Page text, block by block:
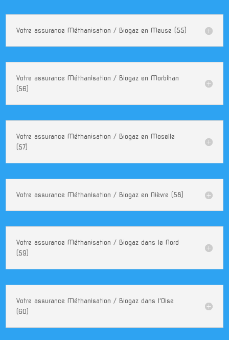
Votre assurance Méthanisation / Biogaz en Meuse (55)
Votre assurance Méthanisation / Biogaz en Morbihan
(56)
Votre assurance Méthanisation / Biogaz en Moselle
(57)
Votre assurance Méthanisation / Biogaz en Nièvre (58)
Votre assurance Méthanisation / Biogaz dans le Nord
(59)
Votre assurance Méthanisation / Biogaz dans l'Oise
(60)